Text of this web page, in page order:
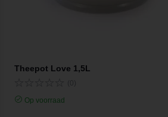
Theepot Love 1,5L
Op voorraad